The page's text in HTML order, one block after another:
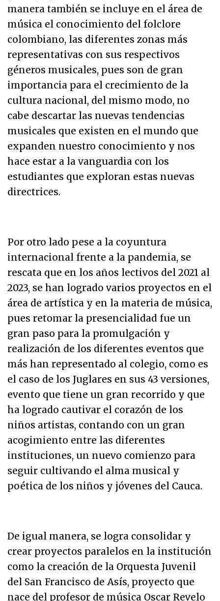
manera también se incluye en el área de
música el conocimiento del folclore
colombiano, las diferentes zonas más
representativas con sus respectivos
géneros musicales, pues son de gran
importancia para el crecimiento de la
cultura nacional, del mismo modo, no
cabe descartar las nuevas tendencias
musicales que existen en el mundo que
expanden nuestro conocimiento y nos
hace estar a la vanguardia con los
estudiantes que exploran estas nuevas
directrices.
Por otro lado pese a la coyuntura
internacional frente a la pandemia, se
rescata que en los años lectivos del 2021 al
2023, se han logrado varios proyectos en el
área de artística y en la materia de música,
pues retomar la presencialidad fue un
gran paso para la promulgación y
realización de los diferentes eventos que
más han representado al colegio, como es
el caso de los Juglares en sus 43 versiones,
evento que tiene un gran recorrido y que
ha logrado cautivar el corazón de los
niños artistas, contando con un gran
acogimiento entre las diferentes
instituciones, un nuevo comienzo para
seguir cultivando el alma musical y
poética de los niños y jóvenes del Cauca.
De igual manera, se logra consolidar y
crear proyectos paralelos en la institución
como la creación de la Orquesta Juvenil
del San Francisco de Asís, proyecto que
nace del profesor de música Oscar Revelo